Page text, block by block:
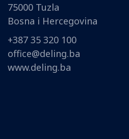
75000 Tuzla
Bosna i Hercegovina
+387 35 320 100
office@deling.ba
www.deling.ba